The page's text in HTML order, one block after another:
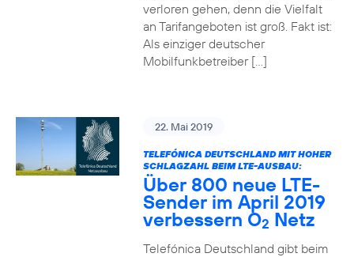
verloren gehen, denn die Vielfalt
an Tarifangeboten ist groß. Fakt ist:
Als einziger deutscher
Mobilfunkbetreiber […]
22. Mai 2019
TELEFÓNICA DEUTSCHLAND MIT HOHER
SCHLAGZAHL BEIM LTE-AUSBAU:
Über 800 neue LTE-
Sender im April 2019
verbessern O2 Netz
Telefónica Deutschland gibt beim